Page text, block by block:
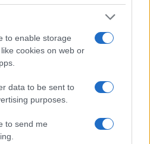
to enable storage
cookies on web or
data to be sent to
purposes.
to send me